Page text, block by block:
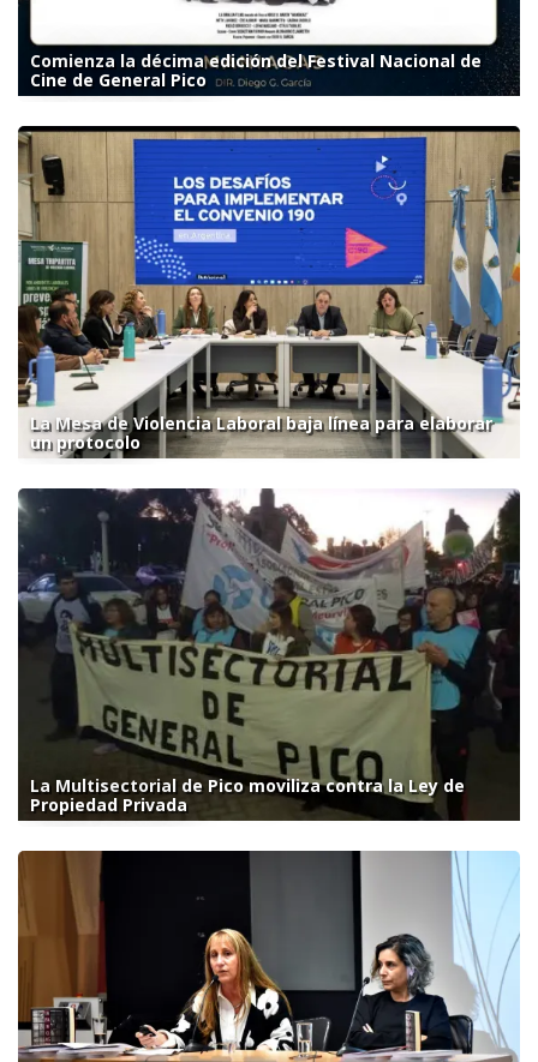
Comienza la décima edición del Festival Nacional de
Cine de General Pico
La Mesa de Violencia Laboral baja línea para elaborar
un protocolo
La Multisectorial de Pico moviliza contra la Ley de
Propiedad Privada